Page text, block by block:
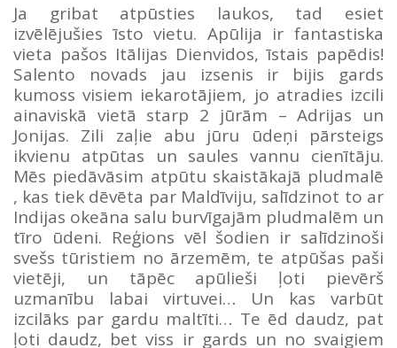
Ja gribat atpūsties laukos, tad esiet
izvēlējušies īsto vietu. Apūlija ir fantastiska
vieta pašos Itālijas Dienvidos, īstais papēdis!
Salento novads jau izsenis ir bijis gards
kumoss visiem iekarotājiem, jo atradies izcili
ainaviskā vietā starp 2 jūrām – Adrijas un
Jonijas. Zili zaļie abu jūru ūdeņi pārsteigs
ikvienu atpūtas un saules vannu cienītāju.
Mēs piedāvāsim atpūtu skaistākajā pludmalē
, kas tiek dēvēta par Maldīviju, salīdzinot to ar
Indijas okeāna salu burvīgajām pludmalēm un
tīro ūdeni. Reģions vēl šodien ir salīdzinoši
svešs tūristiem no ārzemēm, te atpūšas paši
vietēji, un tāpēc apūlieši ļoti pievērš
uzmanību labai virtuvei… Un kas varbūt
izcilāks par gardu maltīti… Te ēd daudz, pat
ļoti daudz, bet viss ir gards un no svaigiem